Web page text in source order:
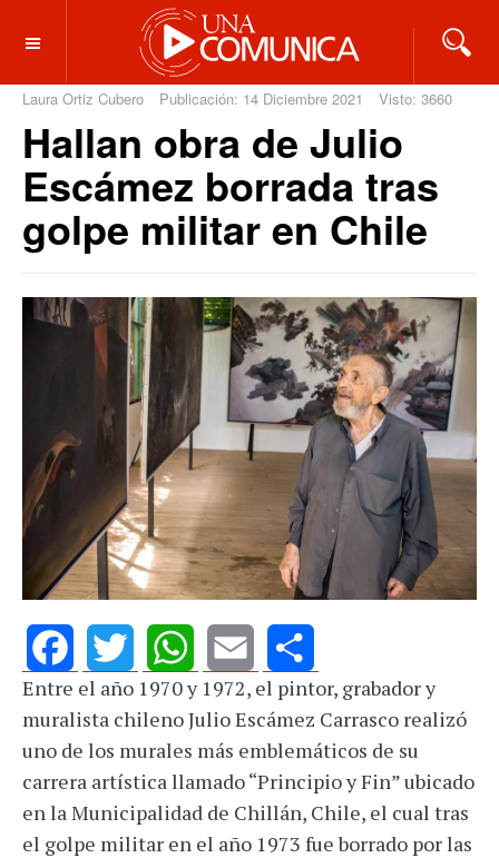
OFF CANVAS
Laura Ortiz Cubero Publicación: 14 Diciembre 2021 Visto: 3660
Hallan obra de Julio
Escámez borrada tras
golpe militar en Chile
FacebookTwitterWhatsApp
Email Share
Entre el año 1970 y 1972, el pintor, grabador y
muralista chileno Julio Escámez Carrasco realizó
uno de los murales más emblemáticos de su
carrera artística llamado “Principio y Fin” ubicado
en la Municipalidad de Chillán, Chile, el cual tras
el golpe militar en el año 1973 fue borrado por las